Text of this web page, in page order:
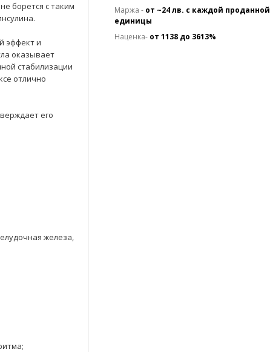
борется с таким
эффект и
оказывает
стабилизации
отлично
его
железа,
Маржа - от ~24 лв. с каждой проданной
единицы
Наценка- от 1138 до 3613%